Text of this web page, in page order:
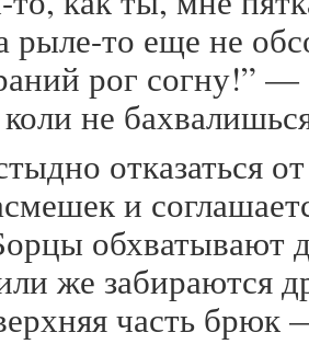
рыле-то еще не
рог согну!”
не
отказаться
и
обхватывают
же забираются
часть